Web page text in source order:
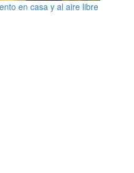
en casa y al aire libre